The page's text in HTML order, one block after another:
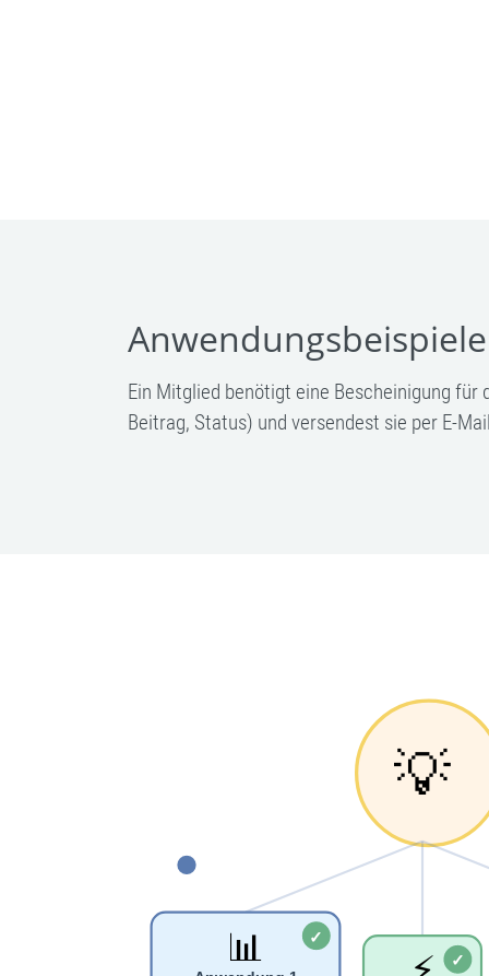
Anwendungsbeispiele
Ein Mitglied benötigt eine Bescheinigung
Beitrag, Status) und versendest sie per E-